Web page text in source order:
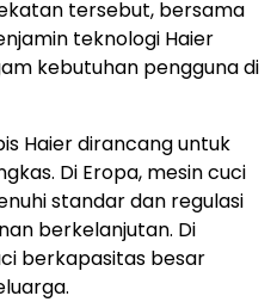
tersebut, bersama
teknologi Haier
kebutuhan pengguna di
Haier dirancang untuk
Di Eropa, mesin cuci
standar dan regulasi
berkelanjutan. Di
berkapasitas besar